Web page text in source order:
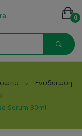
0
Ενυδάτωση
Serum 30ml